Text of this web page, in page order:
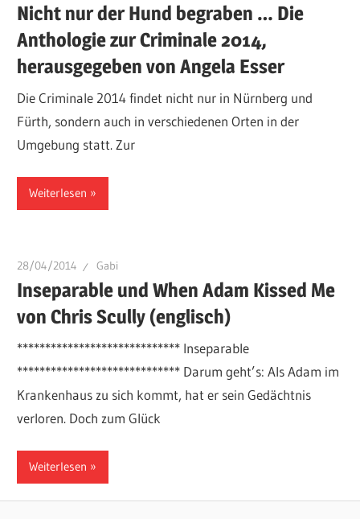
Nicht nur der Hund begraben … Die
Anthologie zur Criminale 2014,
herausgegeben von Angela Esser
Die Criminale 2014 findet nicht nur in Nürnberg und
Fürth, sondern auch in verschiedenen Orten in der
Umgebung statt. Zur
Weiterlesen
28/04/2014 Gabi
Inseparable und When Adam Kissed Me
von Chris Scully (englisch)
***************************** Inseparable
***************************** Darum geht’s: Als Adam im
Krankenhaus zu sich kommt, hat er sein Gedächtnis
verloren. Doch zum Glück
Weiterlesen